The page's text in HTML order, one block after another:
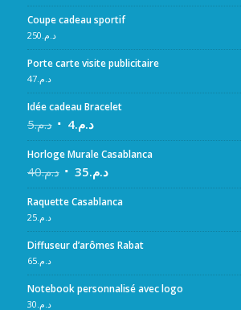
Coupe cadeau sportif
د.م.250
Porte carte visite publicitaire
د.م.47
Idée cadeau Bracelet
د.م.5 د.م.4
Horloge Murale Casablanca
د.م.40 د.م.35
Raquette Casablanca
د.م.25
Diffuseur d’arômes Rabat
د.م.65
Notebook personnalisé avec logo
د.م.30